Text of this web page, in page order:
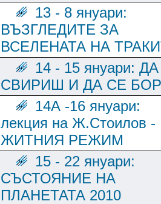
13 - 8 януари:
ВЪЗГЛЕДИТЕ ЗА
ВСЕЛЕНАТА НА
14 - 15 януари: ДА
СВИРИШ И ДА СЕ
14А -16 януари:
лекция на Ж.Стоилов -
ЖИТНИЯ РЕЖИМ
15 - 22 януари:
СЪСТОЯНИЕ НА
ПЛАНЕТАТА 2010